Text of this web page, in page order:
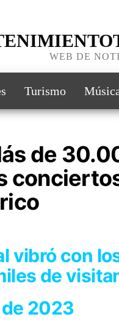
WEB DE
Turismo
de
vibró con
de
2023